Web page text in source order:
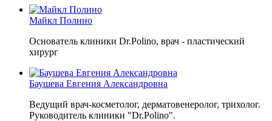
Майкл Полино
Основатель клиники Dr.Polino, врач - пластический
хирург
Баушева Евгения Александровна
Ведущий врач-косметолог, дерматовенеролог, трихолог.
Руководитель клиники "Dr.Polino".